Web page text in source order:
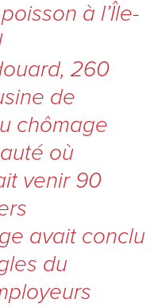
à l’Île-
260
de
chômage
où
venir 90
avait conclu
du